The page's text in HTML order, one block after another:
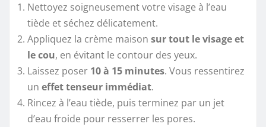
Nettoyez soigneusement votre visage à l’eau
tiède et séchez délicatement.
Appliquez la crème maison sur tout le visage et
le cou, en évitant le contour des yeux.
Laissez poser 10 à 15 minutes. Vous ressentirez
un effet tenseur immédiat.
Rincez à l’eau tiède, puis terminez par un jet
d’eau froide pour resserrer les pores.